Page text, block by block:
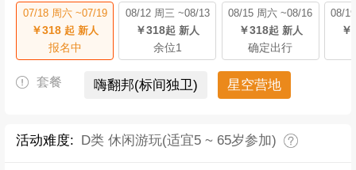
07/18 周六 ~07/19
￥318起 新人
报名中
08/12 周三 ~08/13
￥318起 新人
余位1
08/15 周六 ~08/16
￥318起 新人
确定出行
08/
￥
套餐 嗨翻邦(标间独卫) 星空营地
活动难度: D类 休闲游玩(适宜5 ~ 65岁参加)